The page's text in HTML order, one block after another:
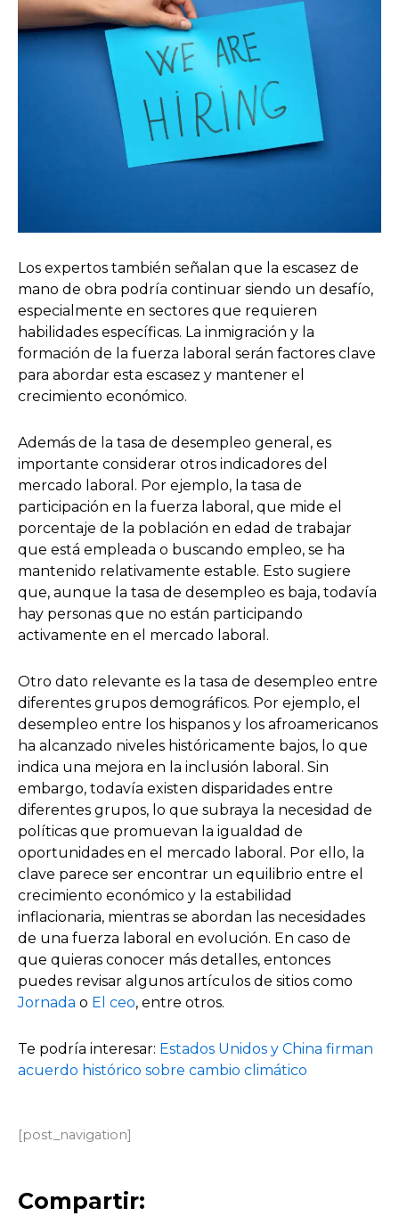
Los expertos también señalan que la escasez de
mano de obra podría continuar siendo un desafío,
especialmente en sectores que requieren
habilidades específicas. La inmigración y la
formación de la fuerza laboral serán factores clave
para abordar esta escasez y mantener el
crecimiento económico.
Además de la tasa de desempleo general, es
importante considerar otros indicadores del
mercado laboral. Por ejemplo, la tasa de
participación en la fuerza laboral, que mide el
porcentaje de la población en edad de trabajar
que está empleada o buscando empleo, se ha
mantenido relativamente estable. Esto sugiere
que, aunque la tasa de desempleo es baja, todavía
hay personas que no están participando
activamente en el mercado laboral.
Otro dato relevante es la tasa de desempleo entre
diferentes grupos demográficos. Por ejemplo, el
desempleo entre los hispanos y los afroamericanos
ha alcanzado niveles históricamente bajos, lo que
indica una mejora en la inclusión laboral. Sin
embargo, todavía existen disparidades entre
diferentes grupos, lo que subraya la necesidad de
políticas que promuevan la igualdad de
oportunidades en el mercado laboral. Por ello, la
clave parece ser encontrar un equilibrio entre el
crecimiento económico y la estabilidad
inflacionaria, mientras se abordan las necesidades
de una fuerza laboral en evolución. En caso de
que quieras conocer más detalles, entonces
puedes revisar algunos artículos de sitios como
Jornada o El ceo, entre otros.
Te podría interesar: Estados Unidos y China firman
acuerdo histórico sobre cambio climático
[post_navigation]
Compartir: